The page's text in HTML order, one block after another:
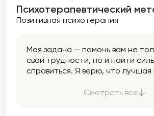
Психотерапевтический
Позитивная психотерапия
Моя задача — помочь вам не
свои трудности, но и найти
справиться. Я верю, что
жизнью. В работе я совмещаю
Смотреть все